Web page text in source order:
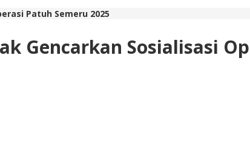
Patuh Semeru 2025
Gencarkan Sosialisasi